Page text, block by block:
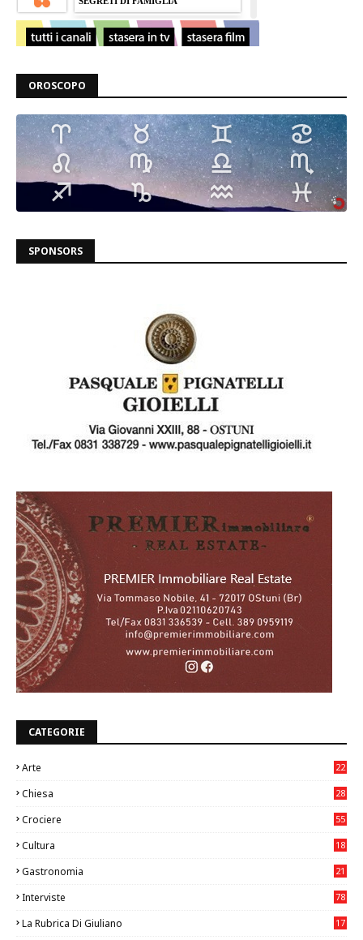
OROSCOPO
SPONSORS
CATEGORIE
Arte
22
Chiesa
28
Crociere 55
Cultura
18
Gastronomia
21
Interviste 78
La Rubrica Di Giuliano
17